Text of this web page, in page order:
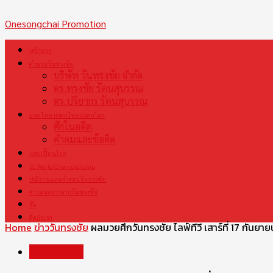
Onesongchai Promotion
หน้าแรก
ตำนานวันทรงชัย
บริษัท วันทรงชัย จำกัด
ดร.ทรงชัย รัตนสุบรรณ
ดร.ปริยากร รัตนสุบรรณ
มวยไทย มรดกไทย มรดกโลก
ศึกในอดีต
คำคมและข้อคิด
แชมเปี้ยนโลก
S1 World Championship
ปณิธานและคำสอนวันทรงชัย
ข่าวและสารจากวันทรงชัย
สื่อ
ติดต่อเรา
Homeข่าววันทรงชัยผลมวยศึกวันทรงชัย ไลฟ์ทีวี เสาร์ที่ 17 กันยา